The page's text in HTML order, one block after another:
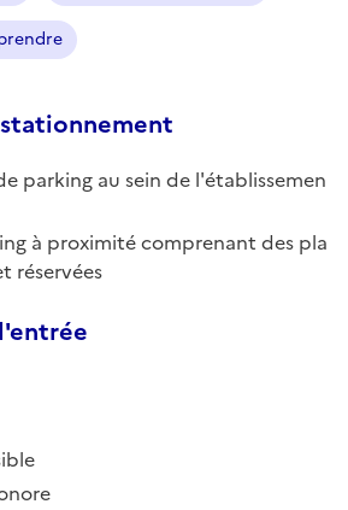
parking au sein de l'établissemen
à proximité comprenant des pla
réservées